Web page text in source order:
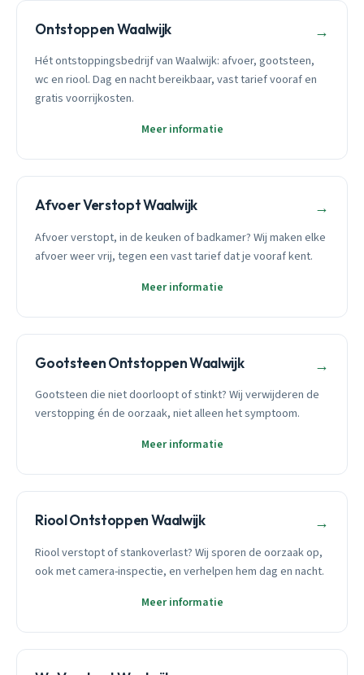
Ontstoppen Waalwijk →
Hét ontstoppingsbedrijf van Waalwijk: afvoer, gootsteen,
wc en riool. Dag en nacht bereikbaar, vast tarief vooraf en
gratis voorrijkosten.
Meer informatie
Afvoer Verstopt Waalwijk →
Afvoer verstopt, in de keuken of badkamer? Wij maken elke
afvoer weer vrij, tegen een vast tarief dat je vooraf kent.
Meer informatie
Gootsteen Ontstoppen Waalwijk →
Gootsteen die niet doorloopt of stinkt? Wij verwijderen de
verstopping én de oorzaak, niet alleen het symptoom.
Meer informatie
Riool Ontstoppen Waalwijk →
Riool verstopt of stankoverlast? Wij sporen de oorzaak op,
ook met camera-inspectie, en verhelpen hem dag en nacht.
Meer informatie